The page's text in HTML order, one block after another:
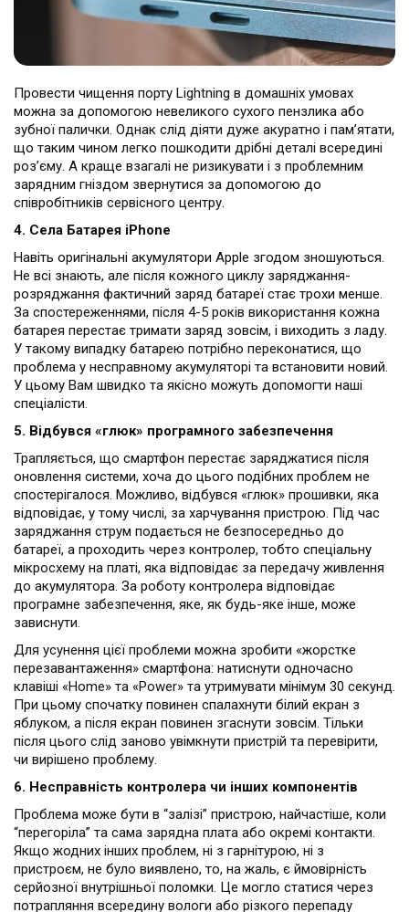
Провести чищення порту Lightning в домашніх умовах
можна за допомогою невеликого сухого пензлика або
зубної палички. Однак слід діяти дуже акуратно і пам’ятати,
що таким чином легко пошкодити дрібні деталі всередині
роз’єму. А краще взагалі не ризикувати і з проблемним
зарядним гніздом звернутися за допомогою до
співробітників сервісного центру.
4. Села Батарея iPhone
Навіть оригінальні акумулятори Apple згодом зношуються.
Не всі знають, але після кожного циклу заряджання-
розряджання фактичний заряд батареї стає трохи менше.
За спостереженнями, після 4-5 років використання кожна
батарея перестає тримати заряд зовсім, і виходить з ладу.
У такому випадку батарею потрібно переконатися, що
проблема у несправному акумуляторі та встановити новий.
У цьому Вам швидко та якісно можуть допомогти наші
спеціалісти.
5. Відбувся «глюк» програмного забезпечення
Трапляється, що смартфон перестає заряджатися після
оновлення системи, хоча до цього подібних проблем не
спостерігалося. Можливо, відбувся «глюк» прошивки, яка
відповідає, у тому числі, за харчування пристрою. Під час
заряджання струм подається не безпосередньо до
батареї, а проходить через контролер, тобто спеціальну
мікросхему на платі, яка відповідає за передачу живлення
до акумулятора. За роботу контролера відповідає
програмне забезпечення, яке, як будь-яке інше, може
зависнути.
Для усунення цієї проблеми можна зробити «жорстке
перезавантаження» смартфона: натиснути одночасно
клавіші «Home» та «Power» та утримувати мінімум 30 секунд.
При цьому спочатку повинен спалахнути білий екран з
яблуком, а після екран повинен згаснути зовсім. Тільки
після цього слід заново увімкнути пристрій та перевірити,
чи вирішено проблему.
6. Несправність контролера чи інших компонентів
Проблема може бути в “залізі” пристрою, найчастіше, коли
“перегоріла” та сама зарядна плата або окремі контакти.
Якщо жодних інших проблем, ні з гарнітурою, ні з
пристроєм, не було виявлено, то, на жаль, є ймовірність
серйозної внутрішньої поломки. Це могло статися через
потрапляння всередину вологи або різкого перепаду